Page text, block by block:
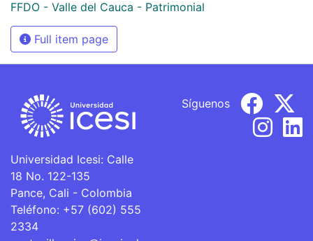
FFDO - Valle del Cauca - Patrimonial
Full item page
Universidad Icesi: Calle
18 No. 122-135
Pance, Cali - Colombia
Teléfono: +57 (602) 555
2334
Síguenos